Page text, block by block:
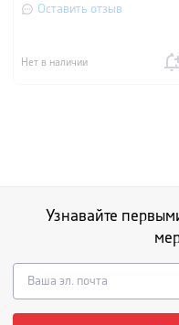
предметов
Оставить отзыв
Нет в наличии
Узнавайте